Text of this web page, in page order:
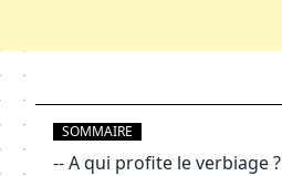
SOMMAIRE
--A qui profite le verbiage ?